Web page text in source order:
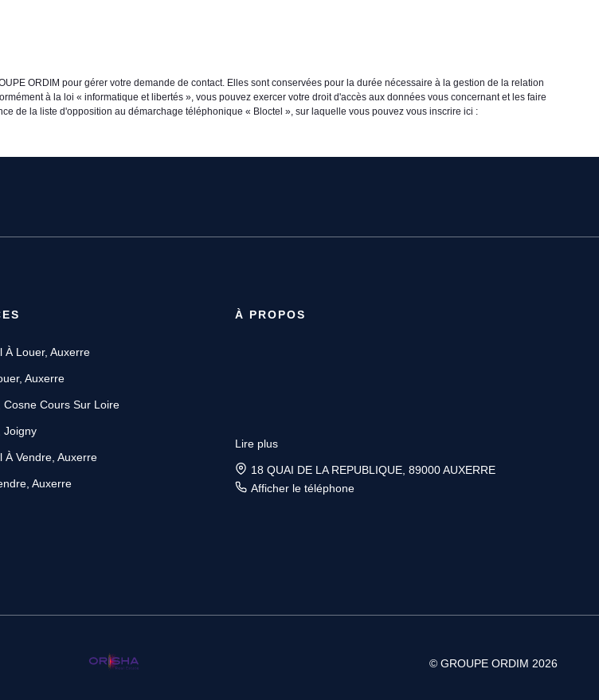
ORDIM pour gérer votre demande de contact. Elles sont conservées pour la durée nécessaire à la gestion de la relation
à la loi « informatique et libertés », vous pouvez exercer votre droit d'accès aux données vous concernant et les faire
de la liste d'opposition au démarchage téléphonique « Bloctel », sur laquelle vous pouvez vous inscrire ici :
À Louer, Auxerre
Auxerre
Cosne Cours Sur Loire
Joigny
À Vendre, Auxerre
Auxerre
À PROPOS
Lire plus
18 QUAI DE LA REPUBLIQUE, 89000 AUXERRE
Afficher le téléphone
© GROUPE ORDIM 2026